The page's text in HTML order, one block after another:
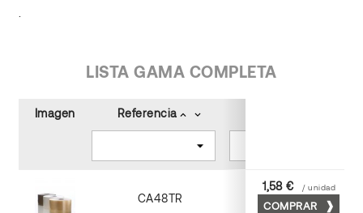
LISTA GAMA COMPLETA
Imagen Referencia keyboard_arrow_up keyboard_arrow_down
CA48TR Pp acrilica
1,58 € / unidad
COMPRAR